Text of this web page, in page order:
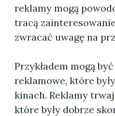
reklamy mogą
tracą
zwracać uwagę na
Przykładem mogą
reklamowe, które
kinach. Reklamy
które były dobrze